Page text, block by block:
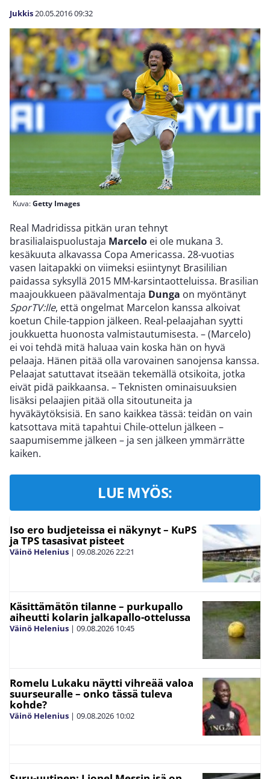
Jukkis20.05.201609:32
Kuva:Getty Images
Real Madridissa pitkän uran tehnyt
brasilialaispuolustaja Marcelo ei ole mukana 3.
kesäkuuta alkavassa Copa Americassa. 28-vuotias
vasen laitapakki on viimeksi esiintynyt Brasililian
paidassa syksyllä 2015 MM-karsintaotteluissa. Brasilian
maajoukkueen päävalmentaja Dunga on myöntänyt
SporTV:lle, että ongelmat Marcelon kanssa alkoivat
koetun Chile-tappion jälkeen. Real-pelaajahan syytti
joukkuetta huonosta valmistautumisesta. – (Marcelo)
ei voi tehdä mitä haluaa vain koska hän on hyvä
pelaaja. Hänen pitää olla varovainen sanojensa kanssa.
Pelaajat satuttavat itseään tekemällä otsikoita, jotka
eivät pidä paikkaansa. – Teknisten ominaisuuksien
lisäksi pelaajien pitää olla sitoutuneita ja
hyväkäytöksisiä. En sano kaikkea tässä: teidän on vain
katsottava mitä tapahtui Chile-ottelun jälkeen –
saapumisemme jälkeen – ja sen jälkeen ymmärrätte
kaiken.
LUE MYÖS:
Iso ero budjeteissa ei näkynyt – KuPS
ja TPS tasasivat pisteet
Väinö Helenius | 09.08.202622:21
Käsittämätön tilanne – purkupallo
aiheutti kolarin jalkapallo-ottelussa
Väinö Helenius | 09.08.2026 10:45
Romelu Lukaku näytti vihreää valoa
suurseuralle – onko tässä tuleva
kohde?
Väinö Helenius | 09.08.2026 10:02